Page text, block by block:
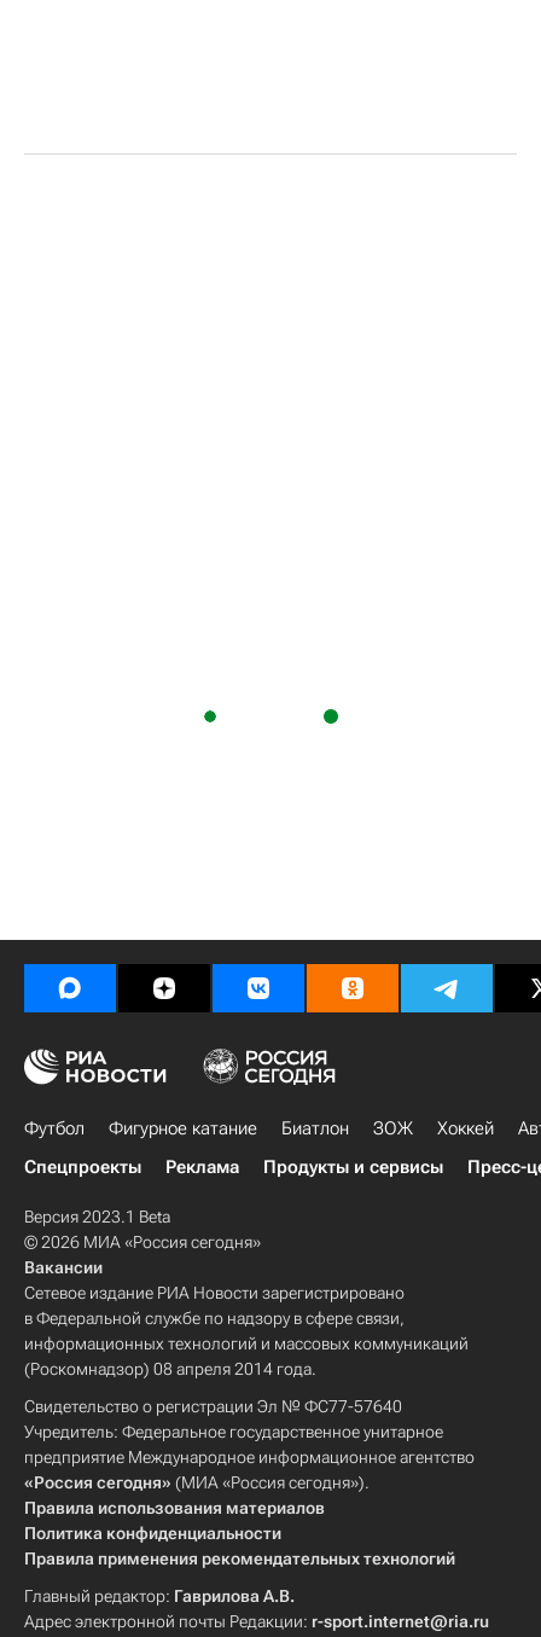
Футбол Фигурное катание Биатлон ЗОЖ Хоккей
Спецпроекты
Реклама Продукты и сервисы Пресс-
Версия 2023.1 Beta
© 2026 МИА «Россия сегодня»
Вакансии
Сетевое издание РИА Новости зарегистрировано
в Федеральной службе по надзору в сфере связи,
информационных технологий и массовых коммуникаций
(Роскомнадзор) 08 апреля 2014 года.
Свидетельство о регистрации Эл № ФС77-57640
Учредитель: Федеральное государственное унитарное
предприятие Международное информационное агентство
«Россия сегодня» (МИА «Россия сегодня»).
Правила использования материалов
Политика конфиденциальности
Правила применения рекомендательных технологий
Главный редактор: Гаврилова А.В.
Адрес электронной почты Редакции: r-sport.internet@ria.ru